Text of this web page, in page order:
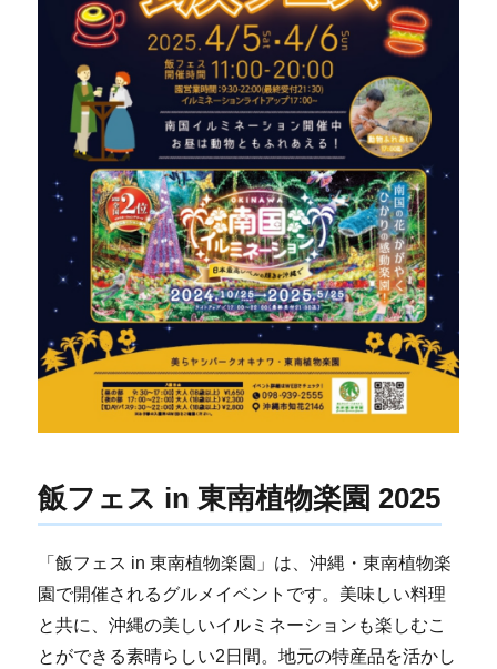
飯フェス in 東南植物楽園 2025
「飯フェス in 東南植物楽園」は、沖縄・東南植物楽
園で開催されるグルメイベントです。美味しい料理
と共に、沖縄の美しいイルミネーションも楽しむこ
とができる素晴らしい2日間。地元の特産品を活かし